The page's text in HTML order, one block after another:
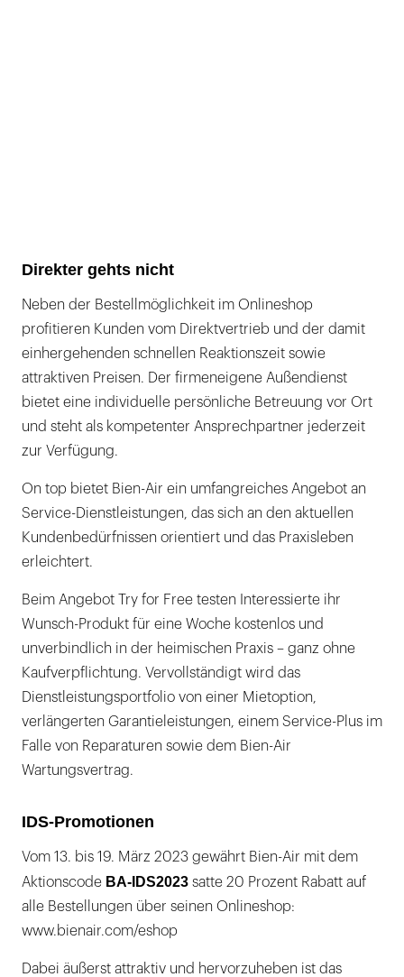
Direkter gehts nicht
Neben der Bestellmöglichkeit im Onlineshop
profitieren Kunden vom Direktvertrieb und der damit
einhergehenden schnellen Reaktionszeit sowie
attraktiven Preisen. Der firmeneigene Außendienst
bietet eine individuelle persönliche Betreuung vor Ort
und steht als kompetenter Ansprechpartner jederzeit
zur Verfügung.
On top bietet Bien-Air ein umfangreiches Angebot an
Service-Dienstleistungen, das sich an den aktuellen
Kundenbedürfnissen orientiert und das Praxisleben
erleichtert.
Beim Angebot Try for Free testen Interessierte ihr
Wunsch-Produkt für eine Woche kostenlos und
unverbindlich in der heimischen Praxis – ganz ohne
Kaufverpflichtung. Vervollständigt wird das
Dienstleistungsportfolio von einer Mietoption,
verlängerten Garantieleistungen, einem Service-Plus im
Falle von Reparaturen sowie dem Bien-Air
Wartungsvertrag.
IDS-Promotionen
Vom 13. bis 19. März 2023 gewährt Bien-Air mit dem
Aktionscode BA-IDS2023 satte 20 Prozent Rabatt auf
alle Bestellungen über seinen Onlineshop:
www.bienair.com/eshop
Dabei äußerst attraktiv und hervorzuheben ist das